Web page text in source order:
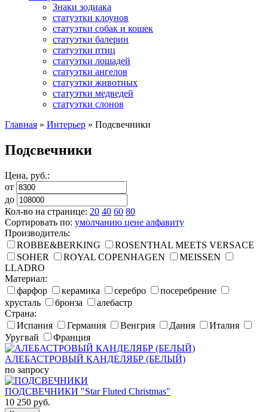
Знаки зодиака
статуэтки клоунов
статуэтки собак и кошек
статуэтки балерин
статуэтки птиц
статуэтки лошадей
статуэтки ангелов
статуэтки животных
статуэтки медведей
статуэтки слонов
Главная » Интерьер » Подсвечники
Подсвечники
Цена, руб.:
от
до
Кол-во на странице: 20 40 60 80
Сортировать по: умолчанию цене алфавиту
Производитель:
ROBBE&BERKING
ROSENTHAL MEETS VERSACE
SOHER
ROYAL COPENHAGEN
MEISSEN
LLADRO
Материал:
фарфор
керамика серебро
посеребрение
хрусталь
бронза
алебастр
Страна:
Испания
Германия Венгрия Дания
Италия
Уругвай
Франция
АЛЕБАСТРОВЫЙ КАНДЕЛЯБР (БЕЛЫЙ)
по запросу
ПОДСВЕЧНИКИ "Star Fluted Christmas"
10 250 руб.